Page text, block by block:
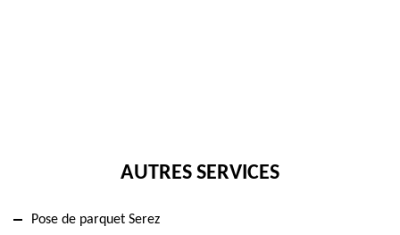
AUTRES SERVICES
Pose de parquet Serez